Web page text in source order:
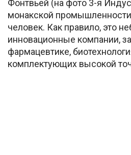
Фонтвьей (на фото 3-я
монакской
человек. Как правило, это
инновационные компании,
фармацевтике,
комплектующих высокой